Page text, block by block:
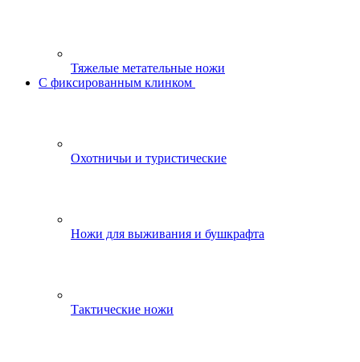
Тяжелые метательные ножи
С фиксированным клинком
Охотничьи и туристические
Ножи для выживания и бушкрафта
Тактические ножи